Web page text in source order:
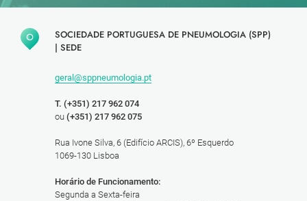
SOCIEDADE PORTUGUESA DE PNEUMOLOGIA (SPP)
| SEDE
geral@sppneumologia.pt
T. (+351) 217 962 074
ou (+351) 217 962 075
Rua Ivone Silva, 6 (Edifício ARCIS), 6º Esquerdo
1069-130 Lisboa
Horário de Funcionamento:
Segunda a Sexta-feira